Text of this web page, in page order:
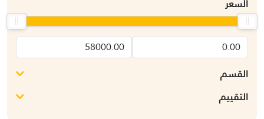
السعر
القسم
التقييم